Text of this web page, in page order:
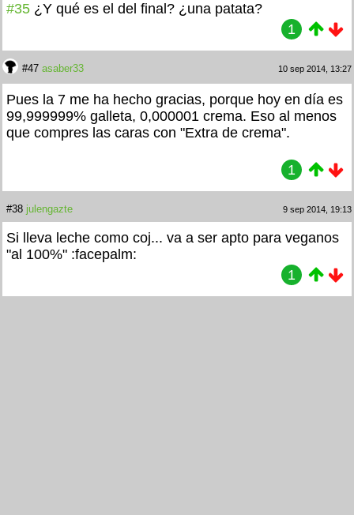
#35 ¿Y qué es el del final? ¿una patata?
1
#47 asaber33 10 sep 2014, 13:27
Pues la 7 me ha hecho gracias, porque hoy en día es
99,999999% galleta, 0,000001 crema. Eso al menos
que compres las caras con "Extra de crema".
1
#38 julengazte 9 sep 2014, 19:13
Si lleva leche como coj... va a ser apto para veganos
"al 100%" :facepalm:
1